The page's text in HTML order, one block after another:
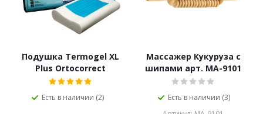
Подушка Termogel XL
Plus Ortocorrect
Есть в наличии (2)
Массажер Кукуруза с
шипами арт. МА-9101
Есть в наличии (3)